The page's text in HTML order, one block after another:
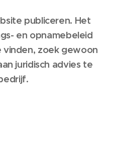
publiceren. Het
en opnamebeleid
vinden, zoek gewoon
juridisch advies te